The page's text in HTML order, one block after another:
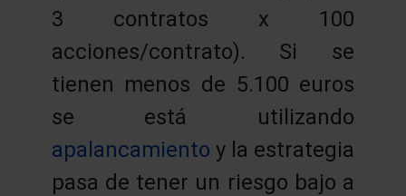
3 contratos x 100
acciones/contrato). Si se
tienen menos de 5.100 euros
se está utilizando
apalancamiento y la estrategia
pasa de tener un riesgo bajo a